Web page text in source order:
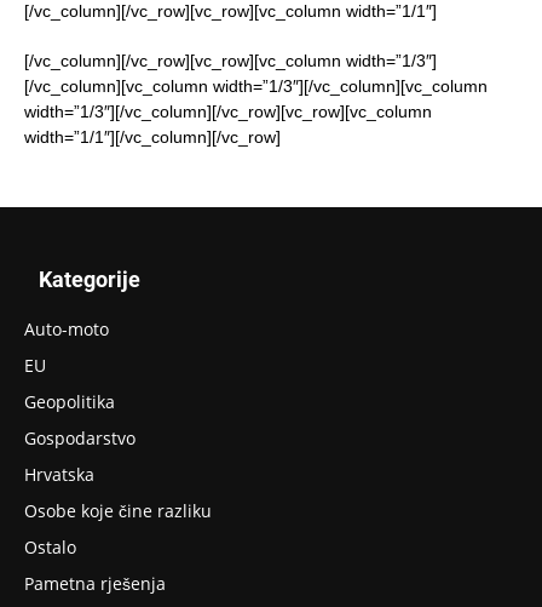
[/vc_column][/vc_row][vc_row][vc_column width=”1/1″]
[/vc_column][/vc_row][vc_row][vc_column width=”1/3″]
[/vc_column][vc_column width=”1/3″][/vc_column][vc_column
width=”1/3″][/vc_column][/vc_row][vc_row][vc_column
width=”1/1″][/vc_column][/vc_row]
Kategorije
Auto-moto
EU
Geopolitika
Gospodarstvo
Hrvatska
Osobe koje čine razliku
Ostalo
Pametna rješenja